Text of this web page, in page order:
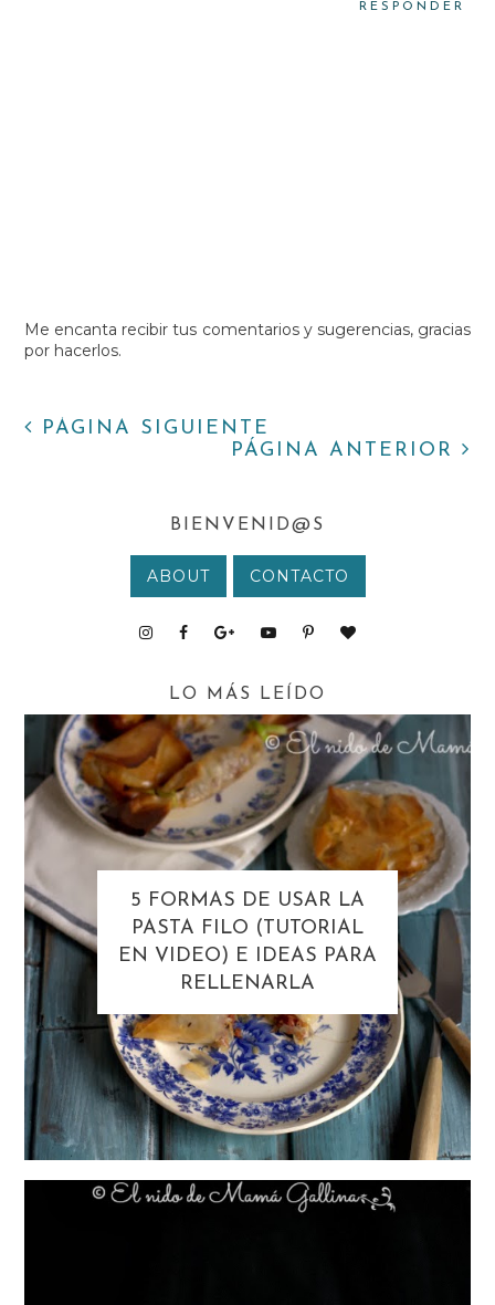
RESPONDER
Me encanta recibir tus comentarios y sugerencias, gracias
por hacerlos.
PÁGINA SIGUIENTE
PÁGINA ANTERIOR
BIENVENID@S
ABOUT CONTACTO
LO MÁS LEÍDO
5 FORMAS DE USAR LA
PASTA FILO (TUTORIAL
EN VIDEO) E IDEAS PARA
RELLENARLA